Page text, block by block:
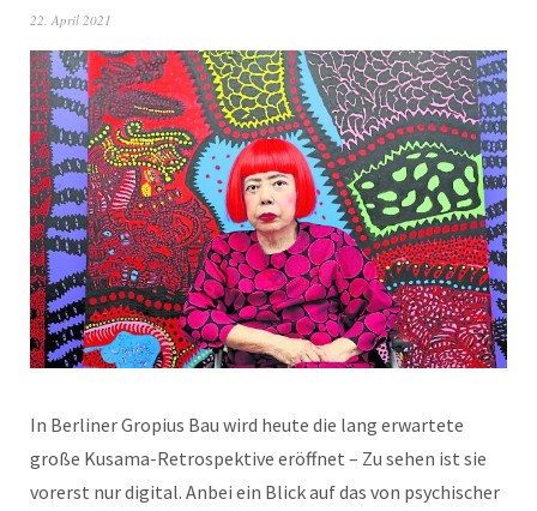
22. April 2021
In Berliner Gropius Bau wird heute die lang erwartete
große Kusama-Retrospektive eröffnet – Zu sehen ist sie
vorerst nur digital. Anbei ein Blick auf das von psychischer